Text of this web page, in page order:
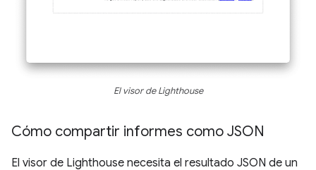
El visor de Lighthouse
Cómo compartir informes como JSON
El visor de Lighthouse necesita el resultado JSON de un